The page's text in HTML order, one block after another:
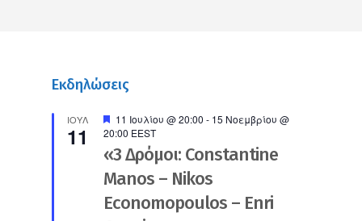
Εκδηλώσεις
ΙΟΎΛ
11
Προτεινόμενο
11 Ιουλίου @ 20:00 - 15 Νοεμβρίου @
20:00 EEST
«3 Δρόμοι: Constantine
Manos – Nikos
Economopoulos – Enri